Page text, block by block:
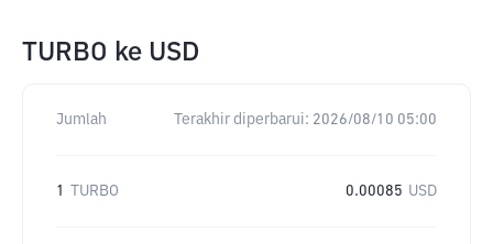
TURBO ke USD
Jumlah Terakhir diperbarui: 2026/08/10 05:00
1 TURBO 0.00085 USD